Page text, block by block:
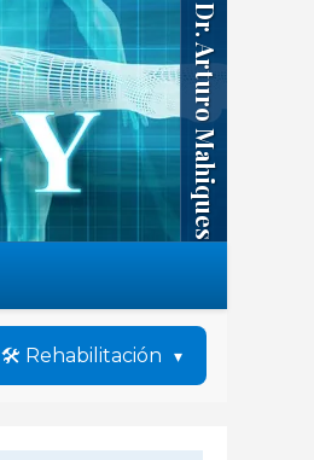
Dr. Arturo Mahiques
🛠️ Rehabilitación